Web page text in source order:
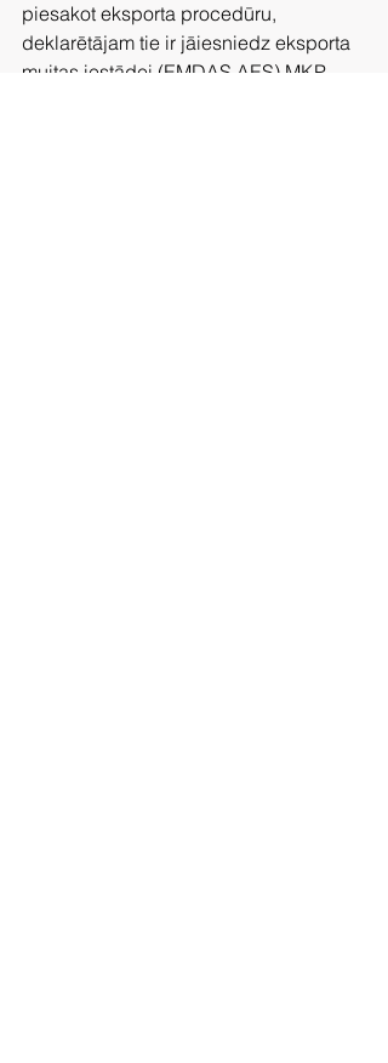
piesakot eksporta procedūru,
deklarētājam tie ir jāiesniedz eksporta
muitas iestādei (EMDAS AES) MKP